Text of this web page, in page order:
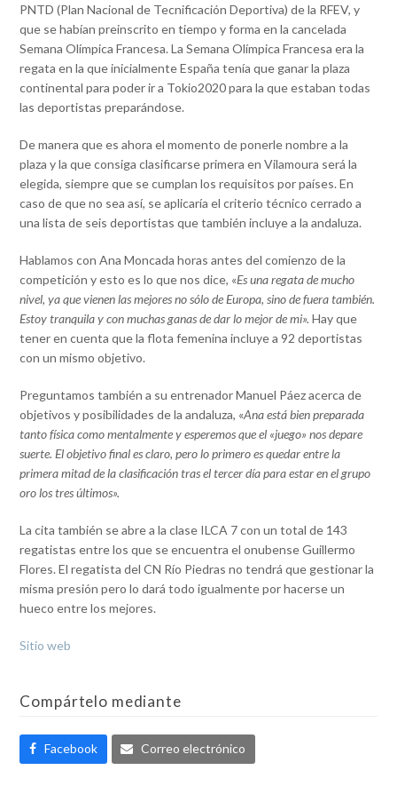
PNTD (Plan Nacional de Tecnificación Deportiva) de la RFEV, y
que se habían preinscrito en tiempo y forma en la cancelada
Semana Olímpica Francesa. La Semana Olímpica Francesa era la
regata en la que inicialmente España tenía que ganar la plaza
continental para poder ir a Tokio2020 para la que estaban todas
las deportistas preparándose.
De manera que es ahora el momento de ponerle nombre a la
plaza y la que consiga clasificarse primera en Vilamoura será la
elegida, siempre que se cumplan los requisitos por países. En
caso de que no sea así, se aplicaría el criterio técnico cerrado a
una lista de seis deportistas que también incluye a la andaluza.
Hablamos con Ana Moncada horas antes del comienzo de la
competición y esto es lo que nos dice, «Es una regata de mucho
nivel, ya que vienen las mejores no sólo de Europa, sino de fuera también.
Estoy tranquila y con muchas ganas de dar lo mejor de mi».Hay que
tener en cuenta que la flota femenina incluye a 92 deportistas
con un mismo objetivo.
Preguntamos también a su entrenador Manuel Páez acerca de
objetivos y posibilidades de la andaluza, «Ana está bien preparada
tanto física como mentalmente y esperemos que el «juego» nos depare
suerte. El objetivo final es claro, pero lo primero es quedar entre la
primera mitad de la clasificación tras el tercer día para estar en el grupo
oro los tres últimos».
La cita también se abre a la clase ILCA 7 con un total de 143
regatistas entre los que se encuentra el onubense Guillermo
Flores. El regatista del CN Río Piedras no tendrá que gestionar la
misma presión pero lo dará todo igualmente por hacerse un
hueco entre los mejores.
Sitio web
Compártelo mediante
Facebook Correo electrónico